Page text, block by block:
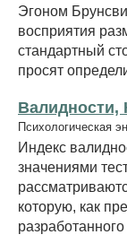
Эгоном
восприятия
стандартный
просят
Психологическая
Индекс
значениями
которую, как